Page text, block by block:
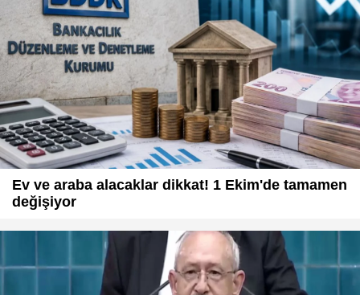
Ev ve araba alacaklar dikkat! 1 Ekim'de tamamen
değişiyor